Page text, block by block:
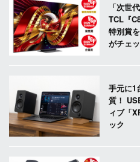
「次世
TCL『
特別賞
がチェ
手元に1
質！
ィブ「
ック